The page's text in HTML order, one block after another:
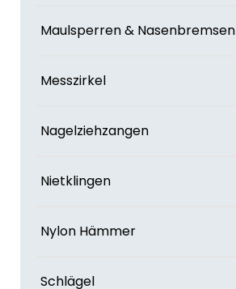
Maulsperren & Nasenbremsen
Messzirkel
Nagelziehzangen
Nietklingen
Nylon Hämmer
Schlägel